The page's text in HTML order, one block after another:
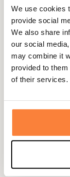
We use cookies
provide social
We also share
our social
may combine it
provided to
of their services.
Your basket
order to get
Expédié dans
la journée
Samenstelling